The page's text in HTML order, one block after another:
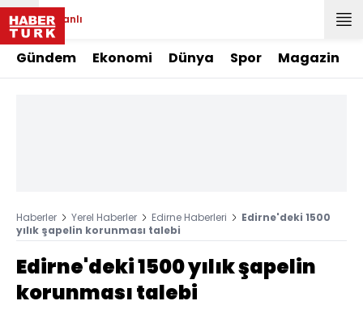
Canlı
Gündem Ekonomi Dünya Spor Magazin
Haberler Yerel Haberler Edirne Haberleri
Edirne'deki 1500
yılık şapelin korunması talebi
Edirne'deki 1500 yılık şapelin
korunması talebi